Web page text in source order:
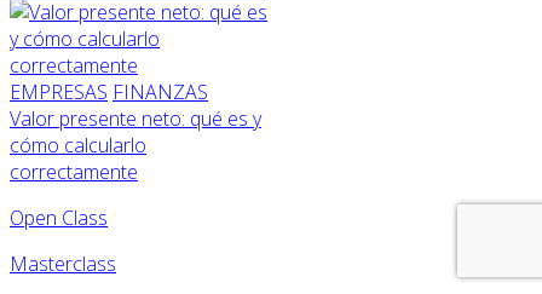
EMPRESAS FINANZAS
Valor presente neto: qué es y
cómo calcularlo
correctamente
Open Class
Masterclass